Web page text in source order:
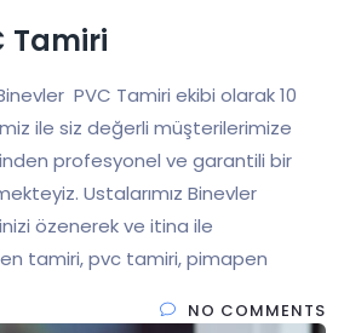
Tamiri
PVC Tamiri ekibi olarak 10
ile siz değerli müşterilerimize
profesyonel ve garantili bir
Ustalarımız Binevler
özenerek ve itina ile
tamiri, pvc tamiri, pimapen
NO COMMENTS